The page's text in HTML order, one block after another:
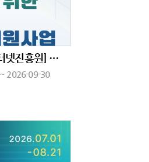
[방미통위, 한국인터넷진흥원] 2026년 위치정보 사업자를 위한 클라우드 인프라 지원사업
2026-09-30